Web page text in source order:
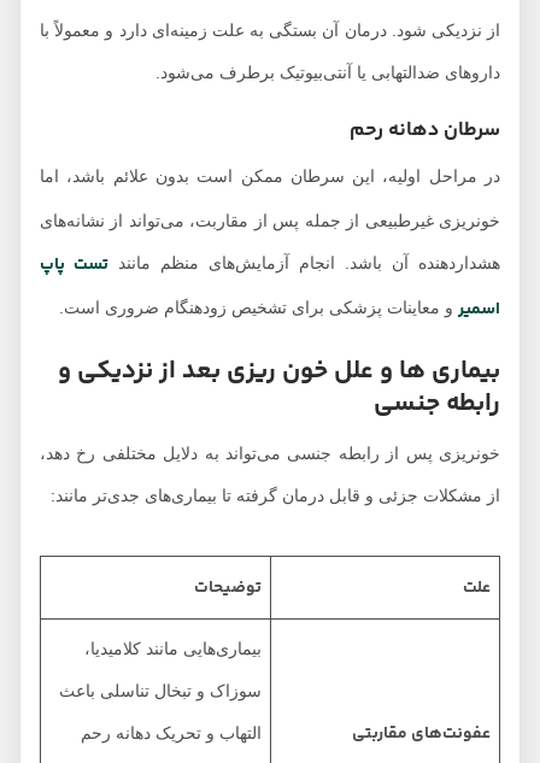
از نزدیکی شود. درمان آن بستگی به علت زمینه‌ای دارد و معمولاً با
داروهای ضدالتهابی یا آنتی‌بیوتیک برطرف می‌شود.
سرطان دهانه رحم
در مراحل اولیه، این سرطان ممکن است بدون علائم باشد، اما
خونریزی غیرطبیعی از جمله پس از مقاربت، می‌تواند از نشانه‌های
هشداردهنده آن باشد. انجام آزمایش‌های منظم مانندتست پاپ‌
اسمیرو معاینات پزشکی برای تشخیص زودهنگام ضروری است.
بیماری ها و علل خون ریزی بعد از نزدیکی و
رابطه جنسی
خونریزی پس از رابطه جنسی می‌تواند به دلایل مختلفی رخ دهد،
از مشکلات جزئی و قابل درمان گرفته تا بیماری‌های جدی‌تر مانند:
توضیحات
عفونت‌های مقاربتی
بیماری‌هایی مانند کلامیدیا،
سوزاک و تبخال تناسلی باعث
التهاب و تحریک دهانه رحم